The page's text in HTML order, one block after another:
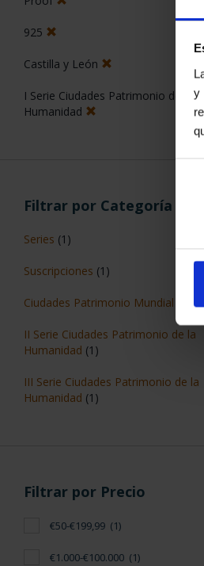
y
925
Castilla y León
I Serie Ciudades Patrimonio de la
Humanidad
Filtrar por Categoría
Series (1)
Suscripciones (1)
Ciudades Patrimonio Mundial
II Serie Ciudades Patrimonio de la
Humanidad (1)
III Serie Ciudades Patrimonio de la
Humanidad (1)
Filtrar por Precio
€50-€199,99 (1)
€1.000-€100.000 (1)